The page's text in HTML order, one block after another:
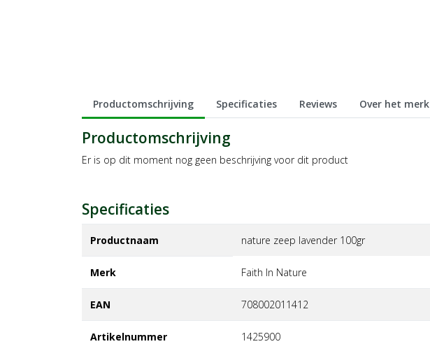
Productomschrijving Specificaties Reviews Over het merk
Productomschrijving
Er is op dit moment nog geen beschrijving voor dit product
Specificaties
Productnaam nature zeep lavender 100gr
Merk faith in nature
EAN 708002011412
Artikelnummer 1425900